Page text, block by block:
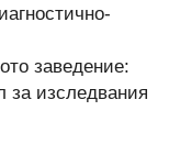
заведение:
за изследвания